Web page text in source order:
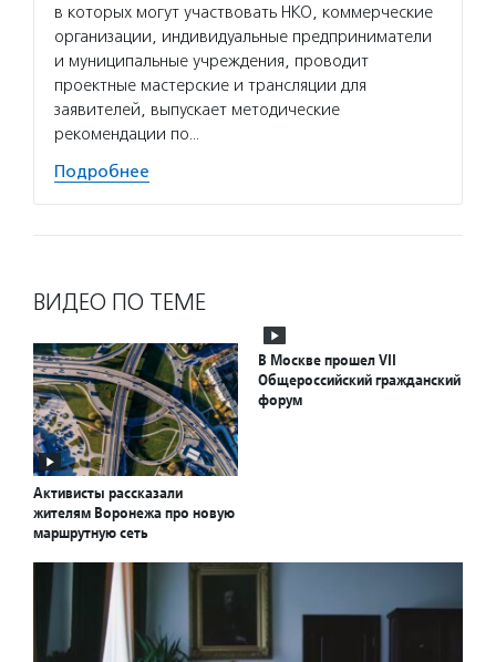
в которых могут участвовать НКО, коммерческие
организации, индивидуальные предприниматели
и муниципальные учреждения, проводит
проектные мастерские и трансляции для
заявителей, выпускает методические
рекомендации по…
Подробнее
ВИДЕО ПО ТЕМЕ
Активисты рассказали
жителям Воронежа про новую
маршрутную сеть
В Москве прошел VII
Общероссийский гражданский
форум